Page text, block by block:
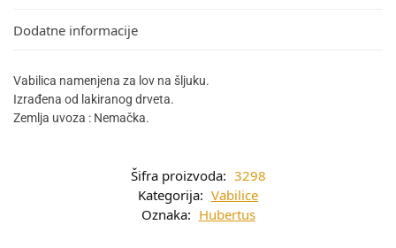
Dodatne informacije
Vabilica namenjena za lov na šljuku.
Izrađena od lakiranog drveta.
Zemlja uvoza : Nemačka.
Šifra proizvoda: 3298
Kategorija: Vabilice
Oznaka: Hubertus